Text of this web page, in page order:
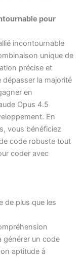
pour
incontournable
unique de
précise et
dépasser la majorité
en
Opus 4.5
En
vous bénéficiez
code robuste tout
coder avec
de plus que les
générer un code
aptitude à